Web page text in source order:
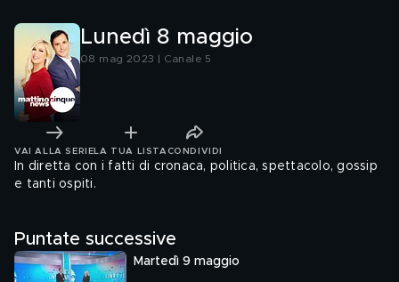
Lunedì 8 maggio
08 mag 2023 | Canale 5
VAI ALLA SERIE LA TUA LISTA CONDIVIDI
In diretta con i fatti di cronaca, politica, spettacolo, gossip
e tanti ospiti.
Puntate successive
Martedì 9 maggio